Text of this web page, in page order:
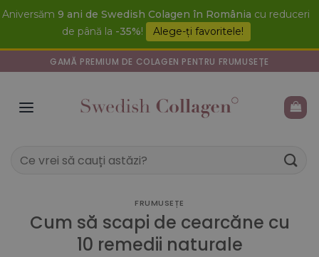
Skip
Aniversăm 9 ani de Swedish Colagen în România cu reduceri
de până la -35%! Alege-ți favoritele!
GAMĂ PREMIUM DE COLAGEN PENTRU FRUMUSEȚE
Caută
FRUMUSEȚE
Cum să scapi de cearcăne cu
10 remedii naturale